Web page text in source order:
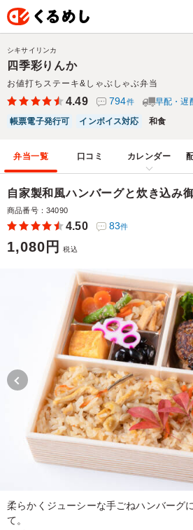
四季彩りんか
お値打ちステーキ&しゃぶしゃぶ弁当
シキサイリンカ
4.49 794件 早配・遅
帳票電子発行可
インボイス対応 和食
弁当一覧 口コミ カレンダー
自家製和風ハンバーグと炊き込み
商品番号：34090
4.50 83件
1,080円 税込
柔らかくジューシーな手ごねハンバーグ
て。